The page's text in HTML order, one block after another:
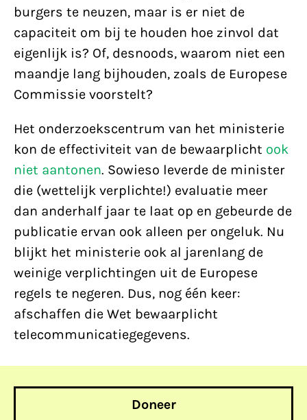
burgers te neuzen, maar is er niet de
capaciteit om bij te houden hoe zinvol dat
eigenlijk is? Of, desnoods, waarom niet een
maandje lang bijhouden, zoals de Europese
Commissie voorstelt?
Het onderzoekscentrum van het ministerie
kon de effectiviteit van de bewaarplicht ook
niet aantonen. Sowieso leverde de minister
die (wettelijk verplichte!) evaluatie meer
dan anderhalf jaar te laat op en gebeurde de
publicatie ervan ook alleen per ongeluk. Nu
blijkt het ministerie ook al jarenlang de
weinige verplichtingen uit de Europese
regels te negeren. Dus, nog één keer:
afschaffen die Wet bewaarplicht
telecommunicatiegegevens.
Doneer